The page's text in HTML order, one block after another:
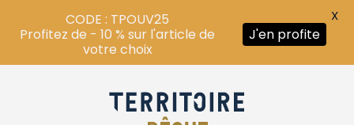
CODE : TPOUV25
Profitez de - 10 % sur l'article de
votre choix
J'en profite
X